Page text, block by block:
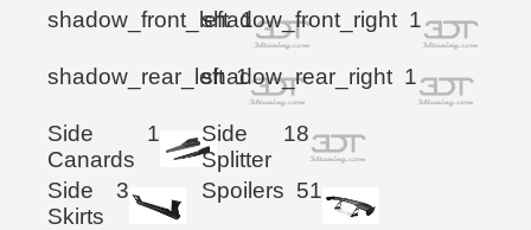
shadow_front_left 1
shadow_front_right 1
shadow_rear_left 1
shadow_rear_right 1
Side
Canards
1
Side
Splitter
18
Side
Skirts
3 Spoilers 51